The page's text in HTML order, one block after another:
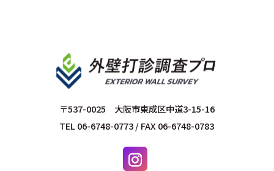
〒537-0025 大阪市東成区中道3-15-16
TEL 06-6748-0773 / FAX 06-6748-0783